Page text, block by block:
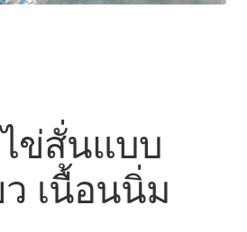
ข่สั่นแบบ
เนื้อนนิ่ม